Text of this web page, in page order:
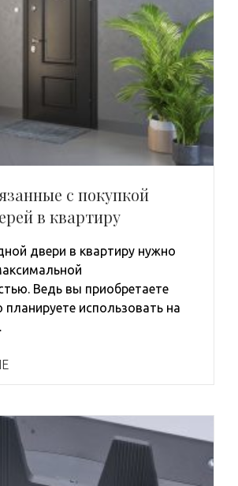
с покупкой
в квартиру
двери в квартиру нужно
Ведь вы приобретаете
использовать на